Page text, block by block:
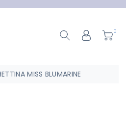
0
MISS BLUMARINE